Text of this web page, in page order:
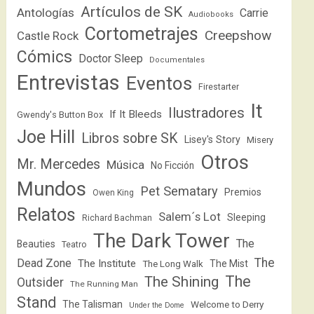
Antologías Artículos de SK Audiobooks Carrie
Castle Rock Cortometrajes Creepshow
Cómics Doctor Sleep Documentales
Entrevistas Eventos Firestarter
Gwendy's Button Box If It Bleeds Ilustradores It
Joe Hill Libros sobre SK Lisey's Story Misery
Mr. Mercedes Música No Ficción
Otros
Mundos
Owen King Pet Sematary Premios
Relatos Richard Bachman Salem´s Lot Sleeping
Beauties Teatro The Dark Tower The
Dead Zone The Institute The Long Walk The Mist The
Outsider
The Running Man The Shining The
Stand
The Talisman Under the Dome Welcome to Derry